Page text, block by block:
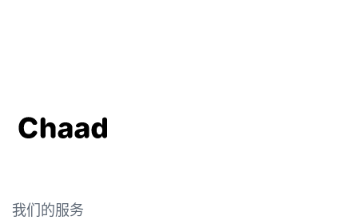
我们的服务